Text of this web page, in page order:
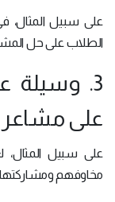
على سبيل المثال،
الطلاب على حل
3. وسيلة
على مشاعر
على سبيل المثال،
مخاوفهم